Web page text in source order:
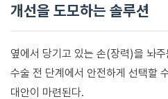
개선을 도모하는 솔루션
옆에서 당기고 있는 손(장력)을 놔주
수술 전 단계에서 안전하게 선택할
대안이 마련된다.